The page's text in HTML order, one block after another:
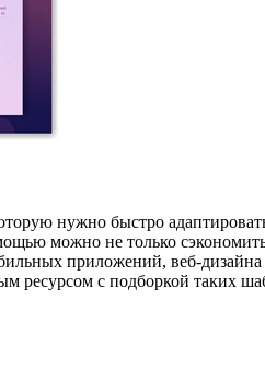
нужно быстро
можно не только
приложений, веб-
с подборкой таких